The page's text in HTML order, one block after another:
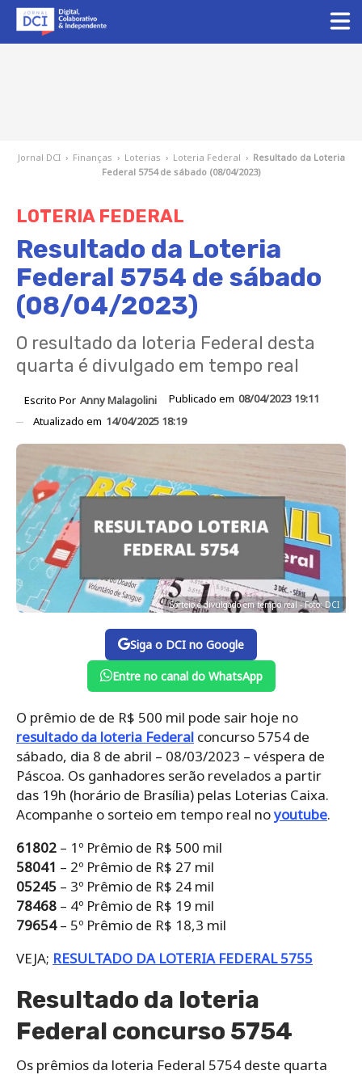
Jornal DCI › Finanças › Loterias › Loteria Federal › Resultado da Loteria
Federal 5754 de sábado (08/04/2023)
LOTERIA FEDERAL
Resultado da Loteria
Federal 5754 de sábado
(08/04/2023)
O resultado da loteria Federal desta
quarta é divulgado em tempo real
Escrito Por Anny Malagolini Publicado em 08/04/2023 19:11
Atualizado em 14/04/2025 18:19
Sorteio é divulgado em tempo real - Foto: DCI
Siga o DCI no Google
Entre no canal do WhatsApp
O prêmio de de R$ 500 mil pode sair hoje no
resultado da loteria Federal concurso 5754 de
sábado, dia 8 de abril – 08/03/2023 – véspera de
Páscoa. Os ganhadores serão revelados a partir
das 19h (horário de Brasília) pelas Loterias Caixa.
Acompanhe o sorteio em tempo real noyoutube.
61802 – 1º Prêmio de R$ 500 mil
58041 – 2º Prêmio de R$ 27 mil
05245 – 3º Prêmio de R$ 24 mil
78468 – 4º Prêmio de R$ 19 mil
79654– 5º Prêmio de R$ 18,3 mil
VEJA; RESULTADO DA LOTERIA FEDERAL 5755
Resultado da loteria
Federal concurso 5754
Os prêmios da loteria Federal 5754 deste quarta